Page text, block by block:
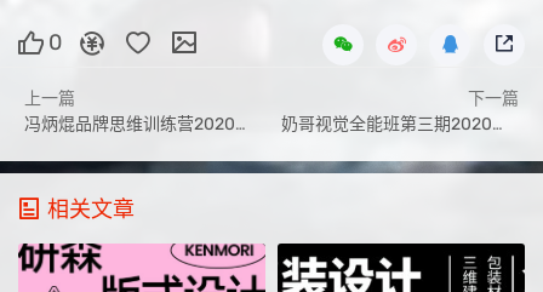
0
上一篇
冯炳焜品牌思维训练营2020第二期【画质高清】
下一篇
奶哥视觉全能班第三期2020年5月【全套完整画质高清有课件】
相关文章